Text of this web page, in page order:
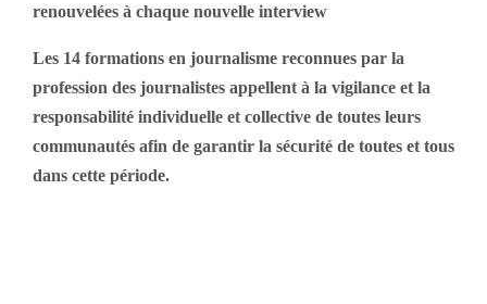
renouvelées à chaque nouvelle interview
Les 14 formations en journalisme reconnues par la
profession des journalistes appellent à la vigilance et la
responsabilité individuelle et collective de toutes leurs
communautés afin de garantir la sécurité de toutes et tous
dans cette période.